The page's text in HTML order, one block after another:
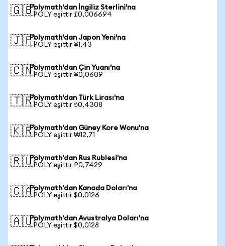
🇬🇧Polymath'dan İngiliz Sterlini'na
1 POLY eşittir £0,006694
🇯🇵Polymath'dan Japon Yeni'na
1 POLY eşittir ¥1,43
🇨🇳Polymath'dan Çin Yuanı'na
1 POLY eşittir ¥0,0609
🇹🇷Polymath'dan Türk Lirası'na
1 POLY eşittir ₺0,4308
🇰🇷Polymath'dan Güney Kore Wonu'na
1 POLY eşittir ₩12,71
🇷🇺Polymath'dan Rus Rublesi'na
1 POLY eşittir ₽0,7429
🇨🇦Polymath'dan Kanada Doları'na
1 POLY eşittir $0,0126
🇦🇺Polymath'dan Avustralya Doları'na
1 POLY eşittir $0,0128